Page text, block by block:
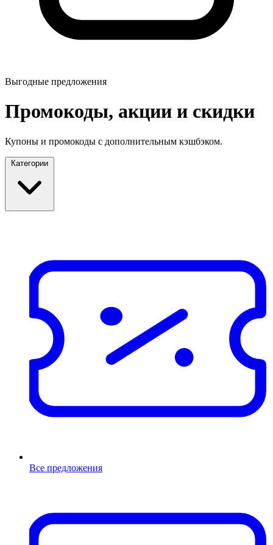
Выгодные предложения
Промокоды, акции и скидки
Купоны и промокоды с дополнительным кэшбэком.
Категории
Все предложения